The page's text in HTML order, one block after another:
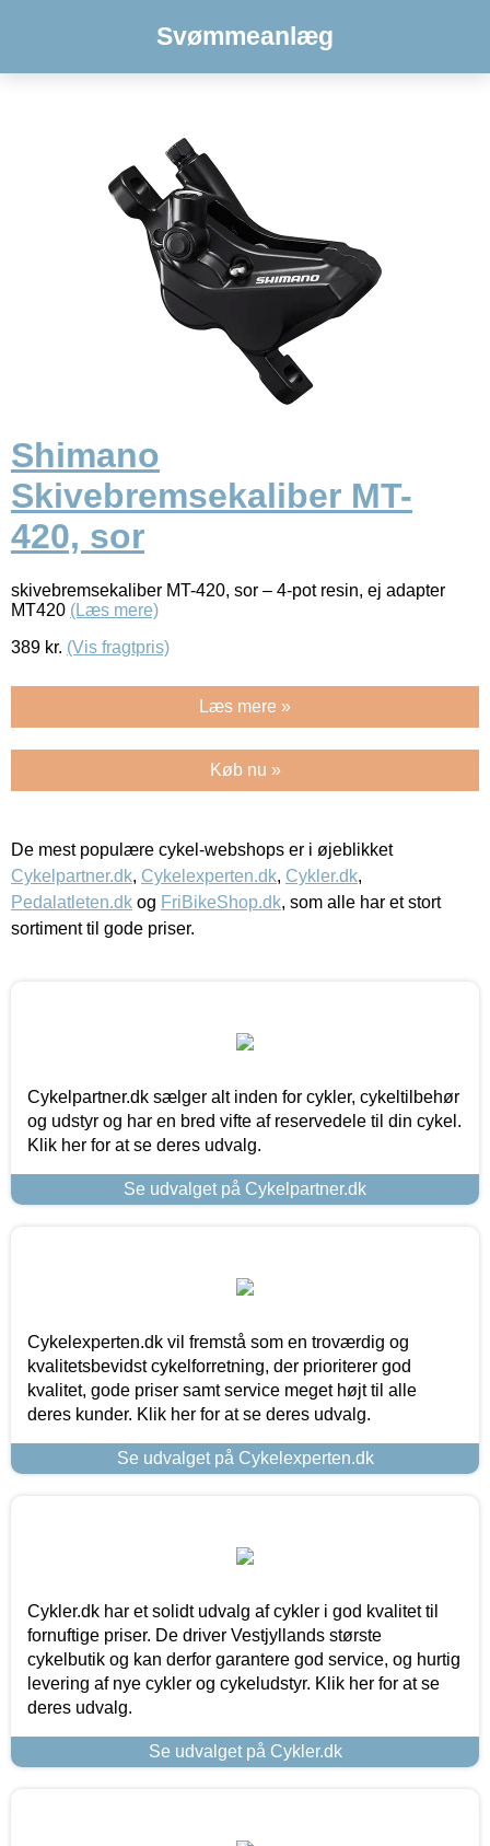
Svømmeanlæg
Shimano
Skivebremsekaliber MT-
420, sor
skivebremsekaliber MT-420, sor – 4-pot resin, ej adapter
MT420 (Læs mere)
389 kr. (Vis fragtpris)
Læs mere »
Køb nu »
De mest populære cykel-webshops er i øjeblikket
Cykelpartner.dk, Cykelexperten.dk, Cykler.dk,
Pedalatleten.dk og FriBikeShop.dk, som alle har et stort
sortiment til gode priser.
Cykelpartner.dk sælger alt inden for cykler, cykeltilbehør
og udstyr og har en bred vifte af reservedele til din cykel.
Klik her for at se deres udvalg.
Se udvalget på Cykelpartner.dk
Cykelexperten.dk vil fremstå som en troværdig og
kvalitetsbevidst cykelforretning, der prioriterer god
kvalitet, gode priser samt service meget højt til alle
deres kunder. Klik her for at se deres udvalg.
Se udvalget på Cykelexperten.dk
Cykler.dk har et solidt udvalg af cykler i god kvalitet til
fornuftige priser. De driver Vestjyllands største
cykelbutik og kan derfor garantere god service, og hurtig
levering af nye cykler og cykeludstyr. Klik her for at se
deres udvalg.
Se udvalget på Cykler.dk